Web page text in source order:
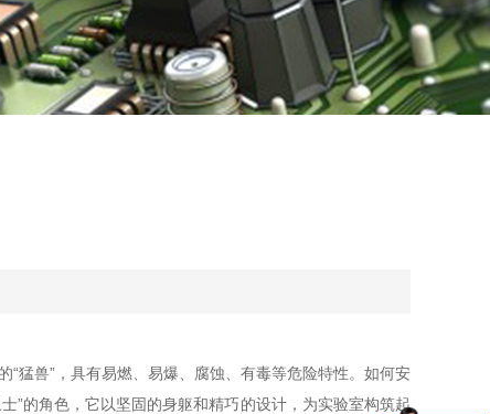
猛兽”，具有易燃、易爆、腐蚀、有毒等危险特性。如何安
”的角色，它以坚固的身躯和精巧的设计，为实验室构筑起